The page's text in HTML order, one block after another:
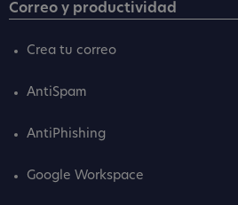
Correo y productividad
Crea tu correo
AntiSpam
AntiPhishing
Google Workspace